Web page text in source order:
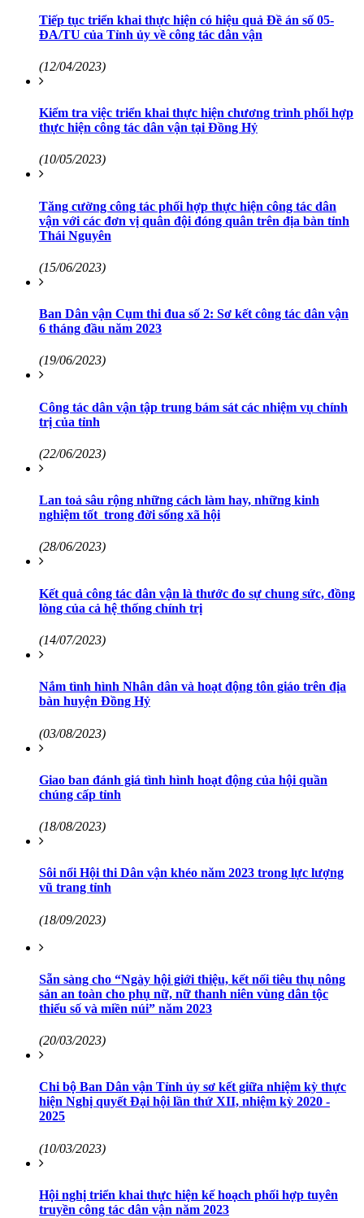
Tiếp tục triển khai thực hiện có hiệu quả Đề án số 05-
ĐA/TU của Tỉnh ủy về công tác dân vận
(12/04/2023)
Kiểm tra việc triển khai thực hiện chương trình phối hợp
thực hiện công tác dân vận tại Đồng Hỷ
(10/05/2023)
Tăng cường công tác phối hợp thực hiện công tác dân
vận với các đơn vị quân đội đóng quân trên địa bàn tỉnh
Thái Nguyên
(15/06/2023)
Ban Dân vận Cụm thi đua số 2: Sơ kết công tác dân vận
6 tháng đầu năm 2023
(19/06/2023)
Công tác dân vận tập trung bám sát các nhiệm vụ chính
trị của tỉnh
(22/06/2023)
Lan toả sâu rộng những cách làm hay, những kinh
nghiệm tốt trong đời sống xã hội
(28/06/2023)
Kết quả công tác dân vận là thước đo sự chung sức, đồng
lòng của cả hệ thống chính trị
(14/07/2023)
Nắm tình hình Nhân dân và hoạt động tôn giáo trên địa
bàn huyện Đồng Hỷ
(03/08/2023)
Giao ban đánh giá tình hình hoạt động của hội quần
chúng cấp tỉnh
(18/08/2023)
Sôi nổi Hội thi Dân vận khéo năm 2023 trong lực lượng
vũ trang tỉnh
(18/09/2023)
Sẵn sàng cho “Ngày hội giới thiệu, kết nối tiêu thụ nông
sản an toàn cho phụ nữ, nữ thanh niên vùng dân tộc
thiểu số và miền núi” năm 2023
(20/03/2023)
Chi bộ Ban Dân vận Tỉnh ủy sơ kết giữa nhiệm kỳ thực
hiện Nghị quyết Đại hội lần thứ XII, nhiệm kỳ 2020 -
2025
(10/03/2023)
Hội nghị triển khai thực hiện kế hoạch phối hợp tuyên
truyền công tác dân vận năm 2023